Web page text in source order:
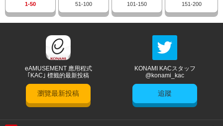
1-50 51-100 101-150 151-200
eAMUSEMENT 應用程式
｢KAC｣ 標籤的最新投稿
瀏覽最新投稿
KONAMI KACスタッフ
@konami_kac
追蹤